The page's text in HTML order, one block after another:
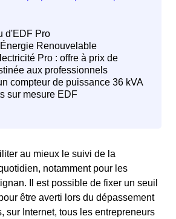
au mieux le suivi de la
notamment pour les
Il est possible de fixer un seuil
être averti lors du dépassement
sur Internet, tous les entrepreneurs